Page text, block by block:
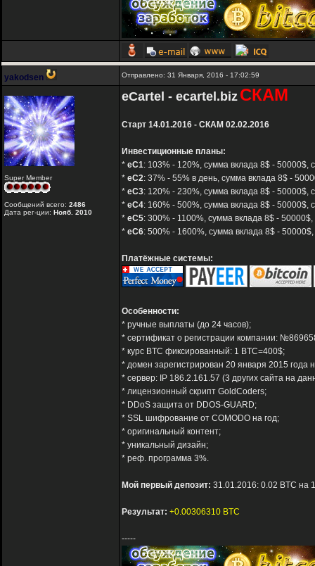
yakodsen Отправлено: 31 Января, 2016 - 17:02:59
Super Member
Сообщений всего: 2486
Дата рег-ции: Нояб. 2010
eCartel - ecartel.biz СКАМ
Старт 14.01.2016 - СКАМ 02.02.2016
Инвестиционные планы:
* eC1: 103% - 120%, сумма вклада 8$ - 50000$,
* eC2: 37% - 55% в день, сумма вклада 8$ -
* eC3: 120% - 230%, сумма вклада 8$ - 50000$,
* eC4: 160% - 500%, сумма вклада 8$ - 50000$,
* eC5: 300% - 1100%, сумма вклада 8$ -
* eC6: 500% - 1600%, сумма вклада 8$ -
Платёжные системы:
Особенности:
* ручные выплаты (до 24 часов);
* сертификат о регистрации компании:
* курс BTC фиксированный: 1 BTC=400$;
* домен зарегистрирован 20 января 2015 года
* сервер: IP 186.2.161.57 (3 других сайта на
* лицензионный скрипт GoldCoders;
* DDoS защита от DDOS-GUARD;
* SSL шифрование от COMODO на год;
* оригинальный контент;
* уникальный дизайн;
* реф. программа 3%.
Мой первый депозит: 31.01.2016: 0.02 BTC на
Результат: +0.00306310 BTC
-----